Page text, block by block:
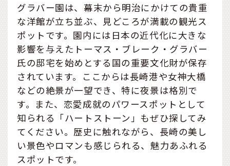
グラバー園は、幕末から明治にかけての貴重
な洋館が立ち並ぶ、見どころが満載の観光ス
ポットです。園内には日本の近代化に大きな
影響を与えたトーマス・ブレーク・グラバー
氏の邸宅を始めとする国の重要文化財が保存
されています。ここからは長崎港や女神大橋
などの絶景が一望でき、特に夜景は格別で
す。また、恋愛成就のパワースポットとして
知られる「ハートストーン」もぜひ探してみ
てください。歴史に触れながら、長崎の美し
い景色やロマンも感じられる、魅力あふれる
スポットです。